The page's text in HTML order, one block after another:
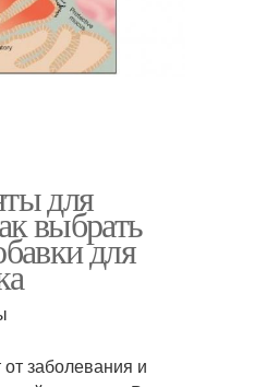
для
выбрать
для
заболевания и